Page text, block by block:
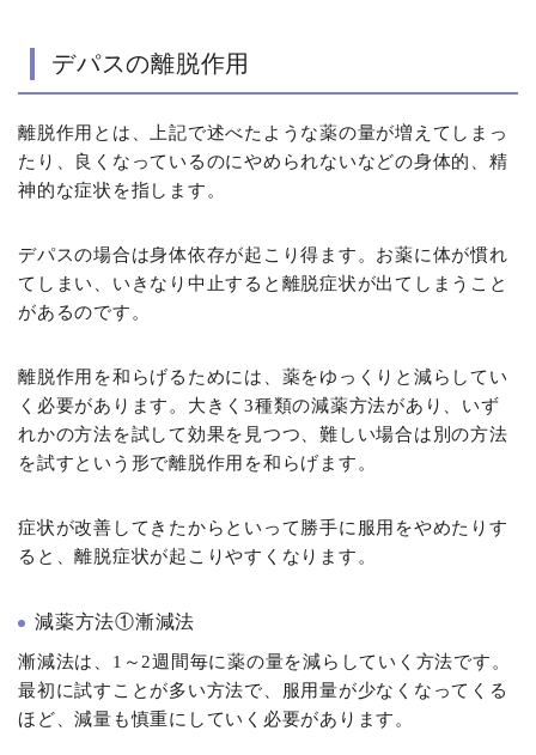
デパスの離脱作用
離脱作用とは、上記で述べたような薬の量が増えてしまっ
たり、良くなっているのにやめられないなどの身体的、精
神的な症状を指します。
デパスの場合は身体依存が起こり得ます。お薬に体が慣れ
てしまい、いきなり中止すると離脱症状が出てしまうこと
があるのです。
離脱作用を和らげるためには、薬をゆっくりと減らしてい
く必要があります。大きく3種類の減薬方法があり、いず
れかの方法を試して効果を見つつ、難しい場合は別の方法
を試すという形で離脱作用を和らげます。
症状が改善してきたからといって勝手に服用をやめたりす
ると、離脱症状が起こりやすくなります。
減薬方法①漸減法
漸減法は、1～2週間毎に薬の量を減らしていく方法です。
最初に試すことが多い方法で、服用量が少なくなってくる
ほど、減量も慎重にしていく必要があります。